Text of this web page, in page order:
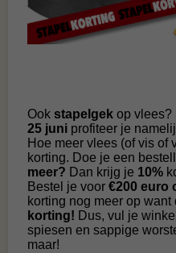
Ook stapelgek op vlees?
25 juni profiteer je
Hoe meer vlees (of vis of
korting. Doe je een
meer? Dan krijg je 10%
Bestel je voor €200 euro
korting nog meer op
korting! Dus, vul je
spiesen en sappige
maar!